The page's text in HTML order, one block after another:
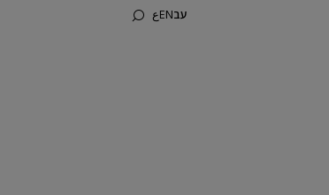
עבENع